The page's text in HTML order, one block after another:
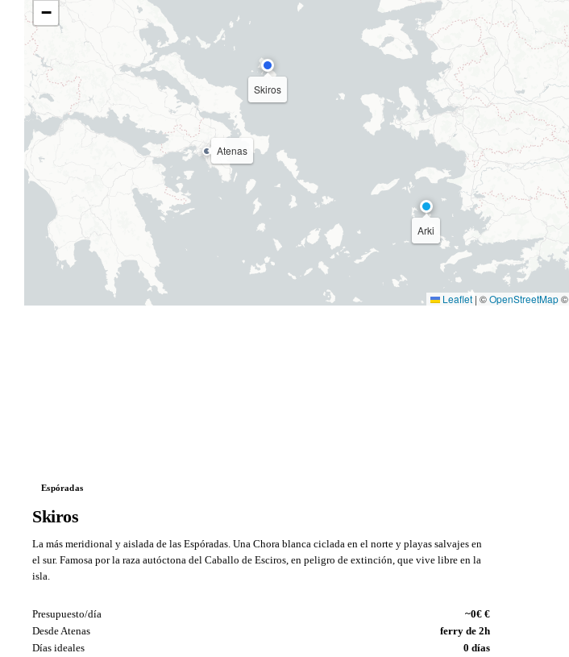
Skiros
Arki
Atenas
−
Leaflet | ©OpenStreetMap©
Espóradas
Skiros
La más meridional y aislada de las Espóradas. Una Chora blanca ciclada en el norte y playas salvajes en
el sur. Famosa por la raza autóctona del Caballo de Esciros, en peligro de extinción, que vive libre en la
isla.
Presupuesto/día
~0€ €
Desde Atenas
ferry de 2h
Días ideales
0 días